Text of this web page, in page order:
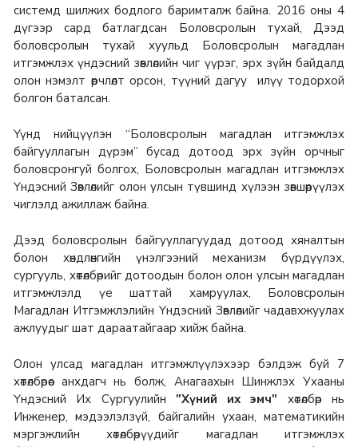
системд шилжих бодлого баримталж байна. 2016 оны 4
дүгээр сард батлагдсан Боловсролын тухай, Дээд
боловсролын тухай хуульд Боловсролын магадлан
итгэмжлэх үндэсний зөвлөлийн чиг үүрэг, эрх зүйн байдалд
олон нэмэлт өөрчлөлт орсон, түүний дагуу илүү тодорхой
болгон баталсан.
Үүнд нийцүүлэн “Боловсролын магадлан итгэмжлэх
байгууллагын дүрэм” бусад дотоод эрх зүйн орчныг
боловсронгуй болгох, Боловсролын магадлан итгэмжлэх
Үндэсний Зөвлөлийг олон улсын түвшинд хүлээн зөвшөөрүүлэх
чиглэлд ажиллаж байна.
Дээд боловсролын байгууллагуудад дотоод хяналтын
болон хөндлөнгийн үнэлгээний механизм бүрдүүлэх,
сургууль, хөтөлбөрийг дотоодын болон олон улсын магадлан
итгэмжлэлд үе шаттай хамруулах, Боловсролын
Магадлан Итгэмжлэлийн Үндэсний Зөвлөлийг чадавхжуулах
ажлуудыг шат дараатайгаар хийж байна.
Олон улсад магадлан итгэмжлүүлэхээр бэлдэж буй 7
хөтөлбөрөөс анхдагч нь болж, Анагаахын Шинжлэх Ухааны
Үндэсний Их Сургуулийн "Хүний их эмч" хөтөлбөр нь
Инженер, мэдээлэлзүй, байгалийн ухаан, математикийн
мэргэжлийн хөтөлбөрүүдийг магадлан итгэмжлэх